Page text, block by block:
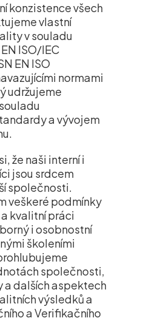
konzistence všech
vlastní
v souladu
ISO/IEC
EN ISO
normami
udržujeme
a vývojem
že naši interní i
jsou srdcem
společnosti.
veškeré podmínky
kvalitní práci
i osobnostní
školeními
společnosti,
a dalších aspektech
výsledků a
a Verifikačního